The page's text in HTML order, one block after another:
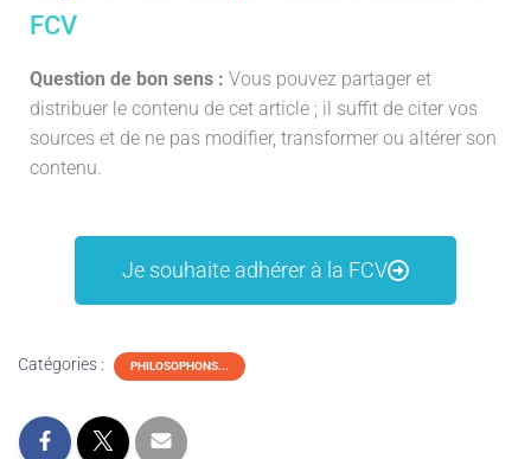
FCV
Question de bon sens : Vous pouvez partager et
distribuer le contenu de cet article ; il suffit de citer vos
sources et de ne pas modifier, transformer ou altérer son
contenu.
Je souhaite adhérer à la FCV
Catégories : PHILOSOPHONS...